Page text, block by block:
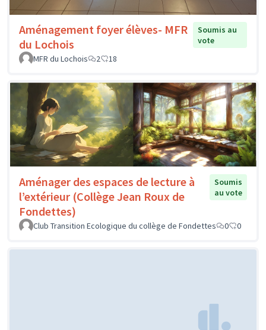
Aménagement foyer élèves- MFR
du Lochois
Soumis au
vote
MFR du Lochois
2 18
Aménager des espaces de lecture à
l’extérieur (Collège Jean Roux de
Fondettes)
Soumis
au vote
Club Transition Ecologique du collège de Fondettes 0 0